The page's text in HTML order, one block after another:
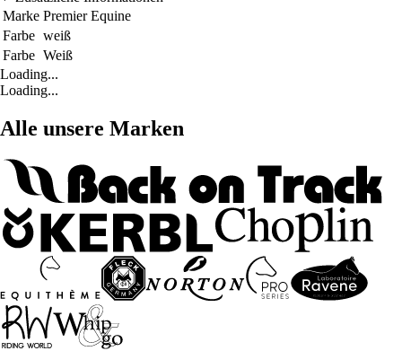
Marke Premier Equine
Farbe weiß
Farbe Weiß
Loading...
Loading...
Alle unsere Marken